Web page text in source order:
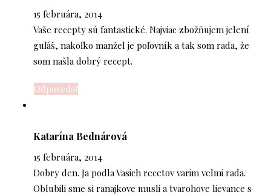
15 februára, 2014
Vaše recepty sú fantastické. Najviac zbožňujem jelení
guľáš, nakoľko manžel je poľovník a tak som rada, že
som našla dobrý recept.
Odpovedať
Katarína Bednárová
15 februára, 2014
Dobry den. Ja podla Vasich recetov varim velmi rada.
Oblubili sme si ranajkove musli a tvarohove lievance s